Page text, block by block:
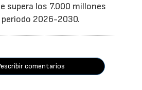
supera los 7.000 millones
periodo 2026-2030.
comentarios